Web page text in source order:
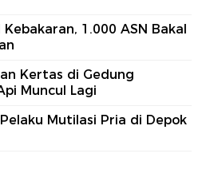
1.000 ASN Bakal
Kertas di Gedung
Muncul Lagi
Mutilasi Pria di Depok